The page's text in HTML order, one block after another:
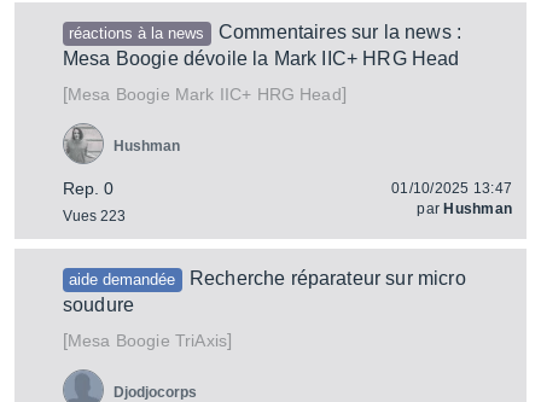
réactions à la news
Commentaires sur la news :
Mesa Boogie dévoile la Mark IIC+ HRG Head
[Mesa Boogie Mark IIC+ HRG Head]
Rep. 0
Vues 223
Hushman
01/10/2025 13:47
par Hushman
aide demandée
Recherche réparateur sur micro
soudure
[Mesa Boogie TriAxis]
Djodjocorps